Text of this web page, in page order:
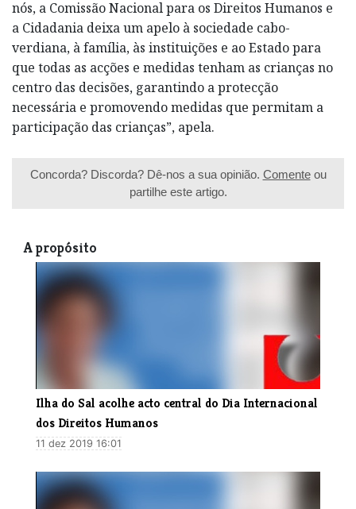
nós, a Comissão Nacional para os Direitos Humanos e
a Cidadania deixa um apelo à sociedade cabo-
verdiana, à família, às instituições e ao Estado para
que todas as acções e medidas tenham as crianças no
centro das decisões, garantindo a protecção
necessária e promovendo medidas que permitam a
participação das crianças”, apela.
Concorda? Discorda? Dê-nos a sua opinião. Comenteou
partilhe este artigo.
A propósito
Ilha do Sal acolhe acto central do Dia Internacional
dos Direitos Humanos
11 dez 2019 16:01